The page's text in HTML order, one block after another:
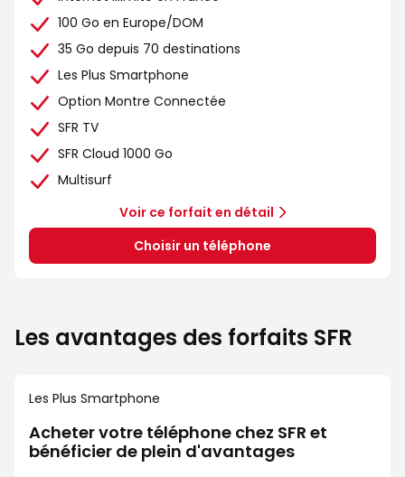
100 Go en Europe/DOM
35 Go depuis 70 destinations
Les Plus Smartphone
Option Montre Connectée
SFR TV
SFR Cloud 1000 Go
Multisurf
Voir ce forfait en détail
Choisir un téléphone
Les avantages des forfaits SFR
Les Plus Smartphone
Acheter votre téléphone chez SFR et
bénéficier de plein d'avantages